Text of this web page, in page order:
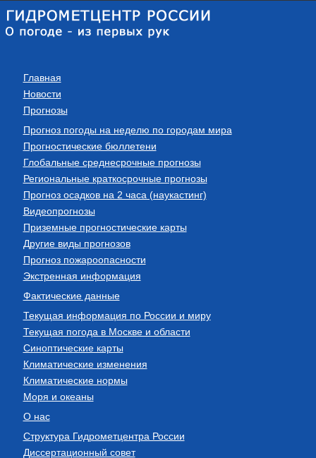
Главная
Новости
Прогнозы
Прогноз погоды на неделю по городам мира
Прогностические бюллетени
Глобальные среднесрочные прогнозы
Региональные краткосрочные прогнозы
Прогноз осадков на 2 часа (наукастинг)
Видеопрогнозы
Приземные прогностические карты
Другие виды прогнозов
Прогноз пожароопасности
Экстренная информация
Фактические данные
Текущая информация по России и миру
Текущая погода в Москве и области
Синоптические карты
Климатические изменения
Климатические нормы
Моря и океаны
О нас
Структура Гидрометцентра России
Диссертационный совет